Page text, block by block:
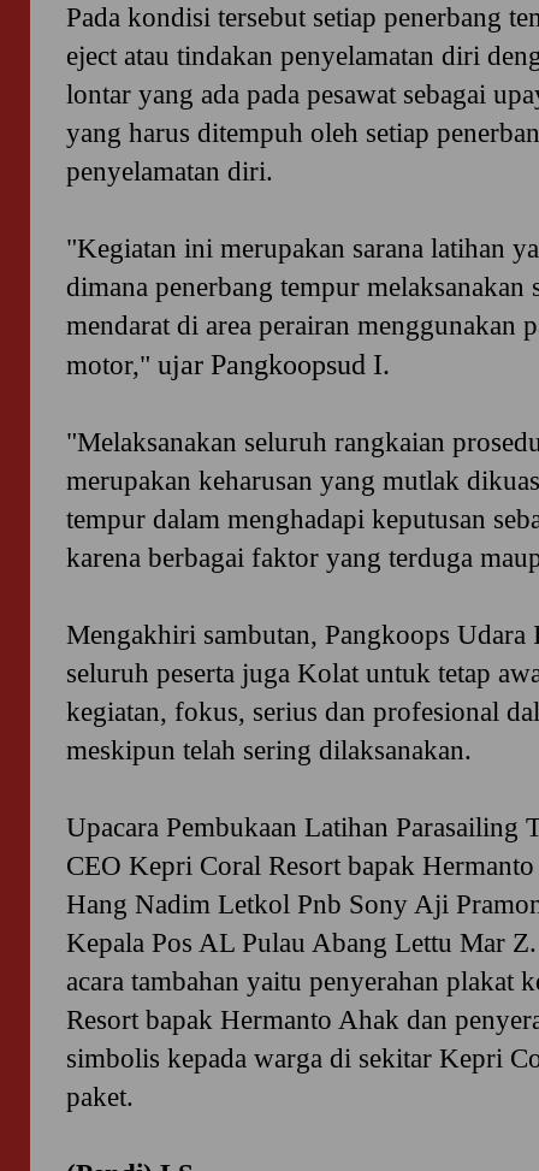
Pada kondisi tersebut setiap penerbang
eject atau tindakan penyelamatan diri
lontar yang ada pada pesawat sebagai
yang harus ditempuh oleh setiap
penyelamatan diri.
"Kegiatan ini merupakan sarana latihan
dimana penerbang tempur melaksanakan
mendarat di area perairan menggunakan
motor," ujar Pangkoopsud I.
"Melaksanakan seluruh rangkaian
merupakan keharusan yang mutlak
tempur dalam menghadapi keputusan
karena berbagai faktor yang terduga
Mengakhiri sambutan, Pangkoops Udara
seluruh peserta juga Kolat untuk tetap
kegiatan, fokus, serius dan profesional
meskipun telah sering dilaksanakan.
Upacara Pembukaan Latihan Parasailing
CEO Kepri Coral Resort bapak
Hang Nadim Letkol Pnb Sony Aji
Kepala Pos AL Pulau Abang Lettu Mar
acara tambahan yaitu penyerahan plakat
Resort bapak Hermanto Ahak dan
simbolis kepada warga di sekitar Kepri
paket.